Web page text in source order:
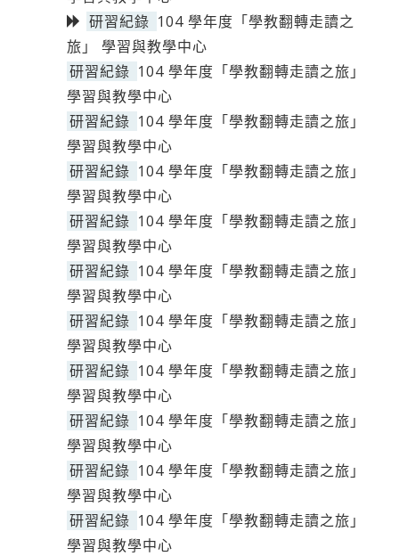
研習紀錄 104 學年度「學教翻轉走讀之
旅」 學習與教學中心
研習紀錄 104 學年度「學教翻轉走讀之旅」
學習與教學中心
研習紀錄 104 學年度「學教翻轉走讀之旅」
學習與教學中心
研習紀錄 104 學年度「學教翻轉走讀之旅」
學習與教學中心
研習紀錄 104 學年度「學教翻轉走讀之旅」
學習與教學中心
研習紀錄 104 學年度「學教翻轉走讀之旅」
學習與教學中心
研習紀錄 104 學年度「學教翻轉走讀之旅」
學習與教學中心
研習紀錄 104 學年度「學教翻轉走讀之旅」
學習與教學中心
研習紀錄 104 學年度「學教翻轉走讀之旅」
學習與教學中心
研習紀錄 104 學年度「學教翻轉走讀之旅」
學習與教學中心
研習紀錄 104 學年度「學教翻轉走讀之旅」
學習與教學中心